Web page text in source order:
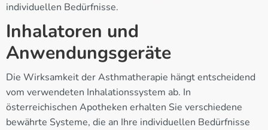
individuellen Bedürfnisse.
Inhalatoren und
Anwendungsgeräte
Die Wirksamkeit der Asthmatherapie hängt entscheidend
vom verwendeten Inhalationssystem ab. In
österreichischen Apotheken erhalten Sie verschiedene
bewährte Systeme, die an Ihre individuellen Bedürfnisse